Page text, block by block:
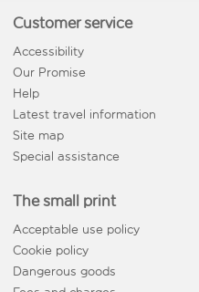
Customer service
Accessibility
Our Promise
Help
Latest travel information
Site map
Special assistance
The small print
Acceptable use policy
Cookie policy
Dangerous goods